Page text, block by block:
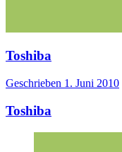
Toshiba
Geschrieben 1. Juni 2010
Toshiba